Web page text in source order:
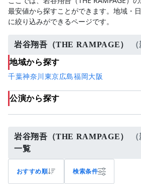
最安値から探すことができます。地域・
に絞り込みができるページです。
岩谷翔吾（THE RAMPAGE）
地域から探す
千葉神奈川 東京広島福岡大阪
公演から探す
岩谷翔吾（THE RAMPAGE）
一覧
おすすめ順 検索条件